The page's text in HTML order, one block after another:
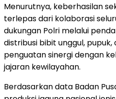
Menurutnya, keberhasilan
terlepas dari kolaborasi
dukungan Polri melalui
distribusi bibit unggul,
penguatan sinergi dengan
jajaran kewilayahan.
Berdasarkan data Badan